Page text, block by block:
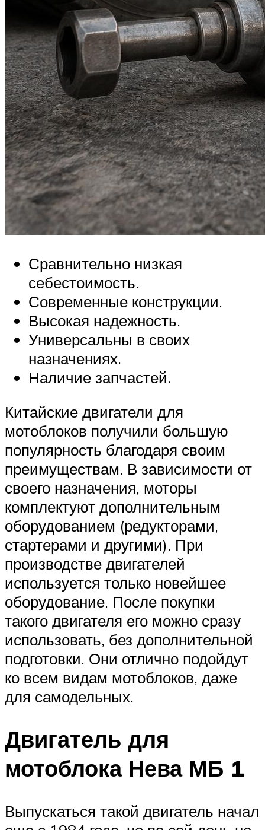
Сравнительно низкая
себестоимость.
Современные конструкции.
Высокая надежность.
Универсальны в своих
назначениях.
Наличие запчастей.
Китайские двигатели для
мотоблоков получили большую
популярность благодаря своим
преимуществам. В зависимости от
своего назначения, моторы
комплектуют дополнительным
оборудованием (редукторами,
стартерами и другими). При
производстве двигателей
используется только новейшее
оборудование. После покупки
такого двигателя его можно сразу
использовать, без дополнительной
подготовки. Они отлично подойдут
ко всем видам мотоблоков, даже
для самодельных.
Двигатель для
мотоблока Нева МБ 1
Выпускаться такой двигатель начал